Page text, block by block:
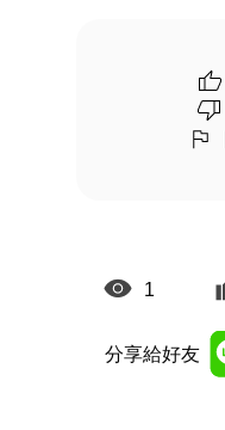
1
分享給好友